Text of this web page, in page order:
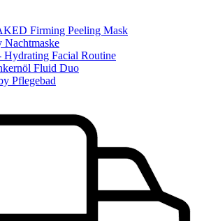
Firming Peeling Mask
Facial Routine
Fluid Duo
Pflegebad